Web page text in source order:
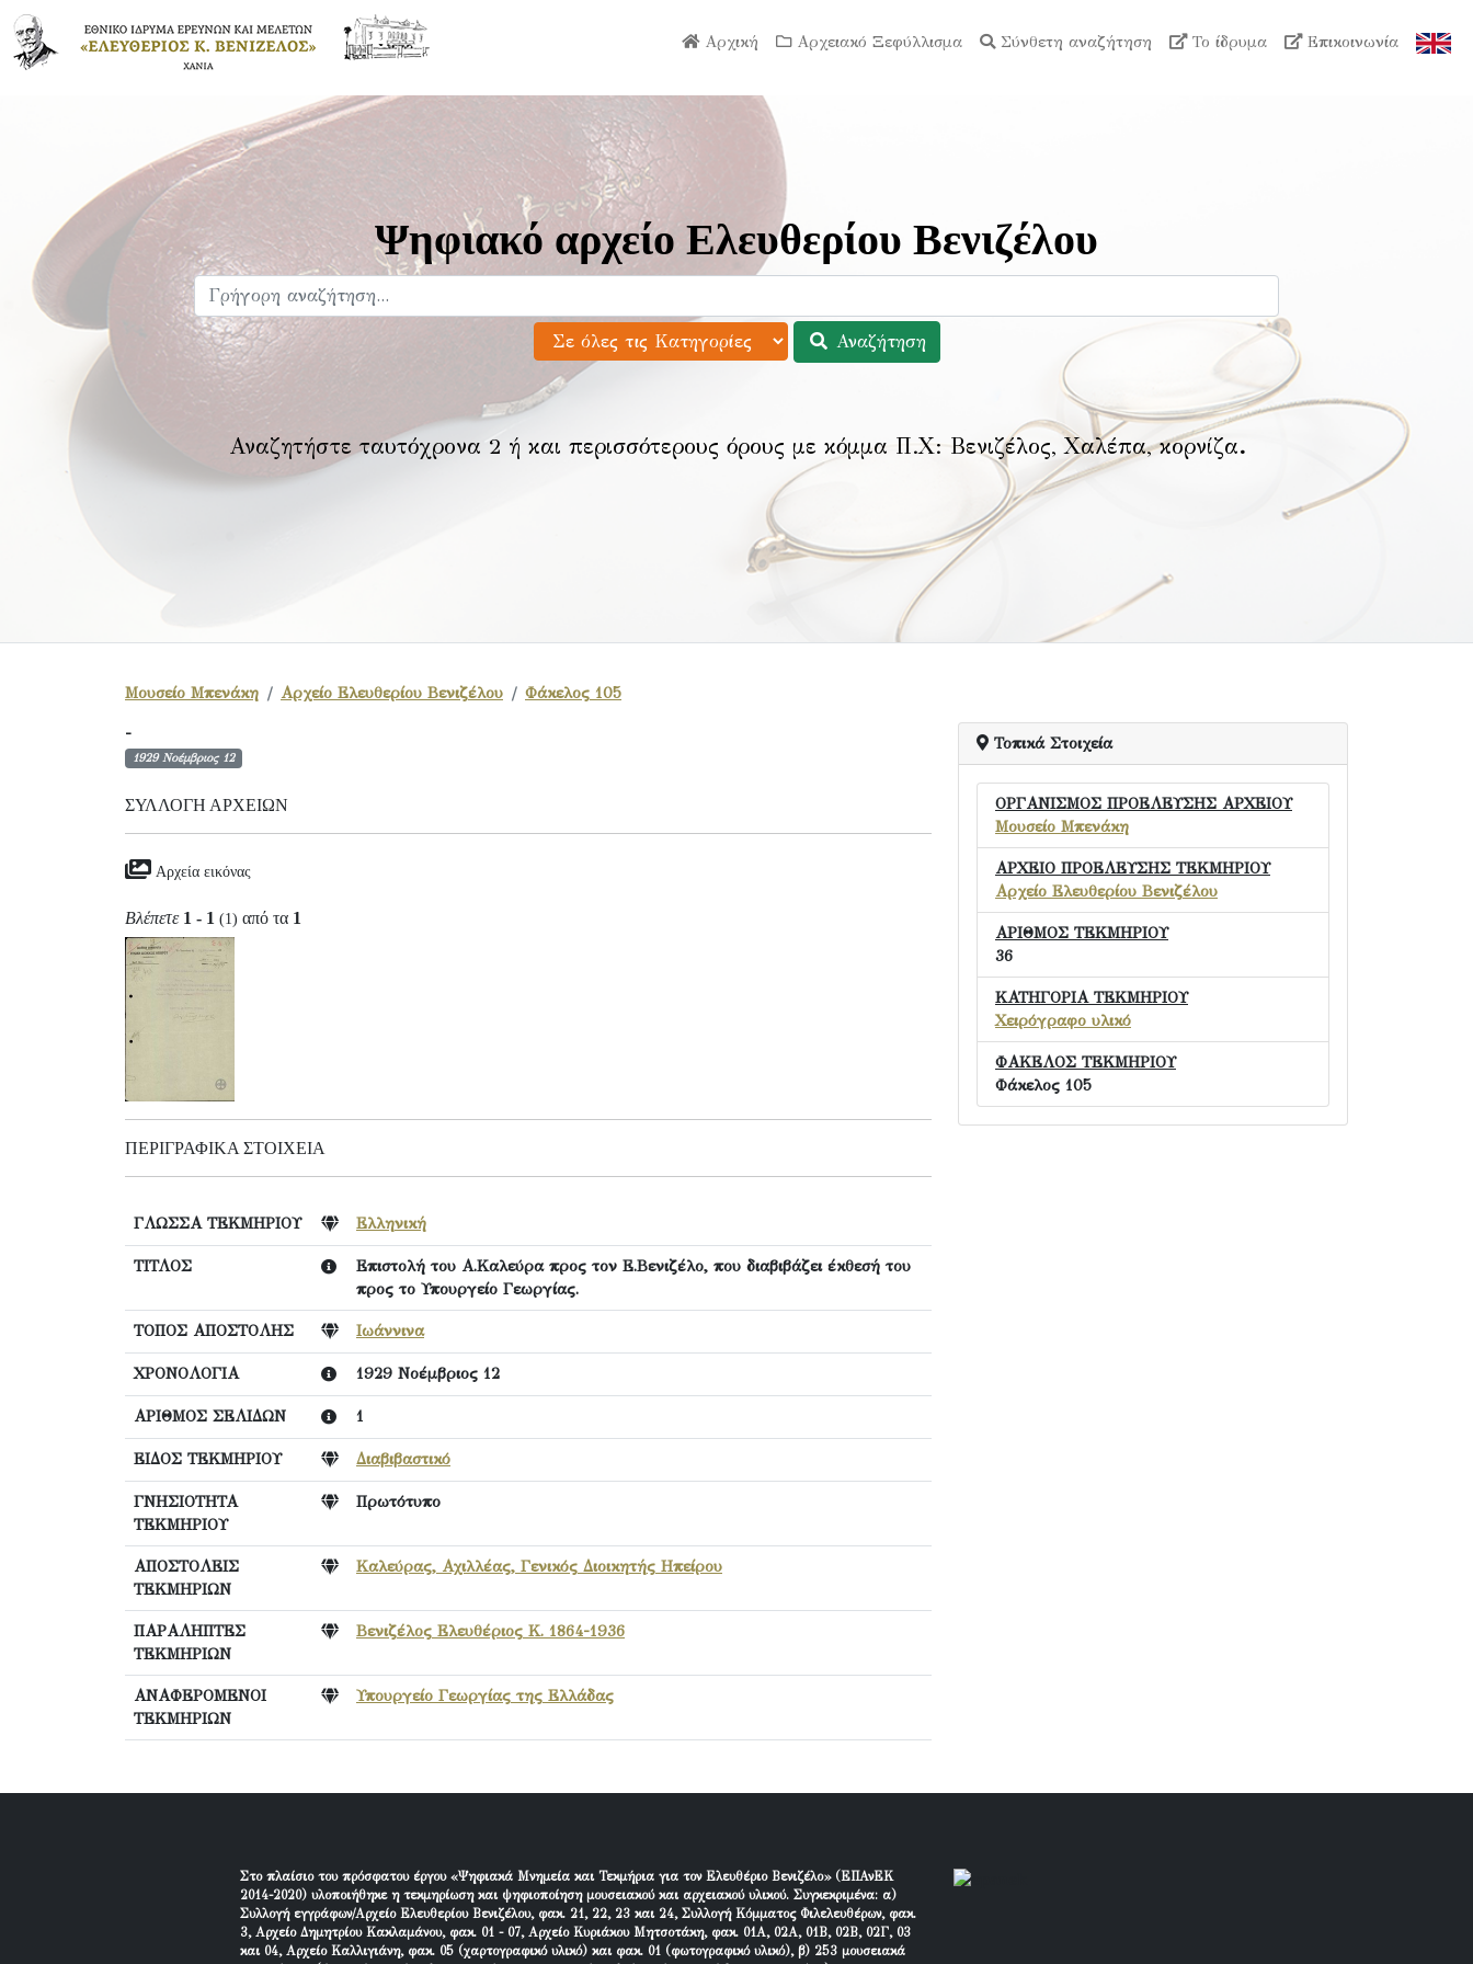
Αρχική Αρχειακό Ξεφύλλισμα Σύνθετη αναζήτηση Το ίδρυμα Επικοινωνία
Ψηφιακό αρχείο Ελευθερίου Βενιζέλου
Αναζήτηση
Αναζητήστε ταυτόχρονα 2 ή και περισσότερους όρους με κόμμα Π.Χ: Βενιζέλος, Χαλέπα, κορνίζα.
Μουσείο Μπενάκη Αρχείο Ελευθερίου Βενιζέλου Φάκελος 105
-
1929 Νοέμβριος 12
ΣΥΛΛΟΓΉ ΑΡΧΕΊΩΝ
Αρχεία εικόνας
Βλέπετε 1 - 1 (1) από τα 1
ΠΕΡΙΓΡΑΦΙΚΆ ΣΤΟΙΧΕΊΑ
ΓΛΩΣΣΑ ΤΕΚΜΗΡΙΟΥ Ελληνική
ΤΙΤΛΟΣ
Επιστολή του Α.Καλεύρα προς τον Ε.Βενιζέλο, που διαβιβάζει έκθεσή του
προς το Υπουργείο Γεωργίας.
ΤΟΠΟΣ ΑΠΟΣΤΟΛΗΣ Ιωάννινα
ΧΡΟΝΟΛΟΓΙΑ 1929 Νοέμβριος 12
ΑΡΙΘΜΟΣ ΣΕΛΙΔΩΝ 1
ΕΙΔΟΣ ΤΕΚΜΗΡΙΟΥ Διαβιβαστικό
ΓΝΗΣΙΟΤΗΤΑ
ΤΕΚΜΗΡΙΟΥ
Πρωτότυπο
ΑΠΟΣΤΟΛΕΙΣ
ΤΕΚΜΗΡΙΩΝ
Καλεύρας, Αχιλλέας, Γενικός Διοικητής Ηπείρου
ΠΑΡΑΛΗΠΤΕΣ
ΤΕΚΜΗΡΙΩΝ
Βενιζέλος Ελευθέριος Κ. 1864-1936
ΑΝΑΦΕΡΟΜΕΝΟΙ
ΤΕΚΜΗΡΙΩΝ
Υπουργείο Γεωργίας της Ελλάδας
Τοπικά Στοιχεία
ΟΡΓΑΝΙΣΜΟΣ ΠΡΟΕΛΕΥΣΗΣ ΑΡΧΕΙΟΥ
Μουσείο Μπενάκη
ΑΡΧΕΙΟ ΠΡΟΕΛΕΥΣΗΣ ΤΕΚΜΗΡΙΟΥ
Αρχείο Ελευθερίου Βενιζέλου
ΑΡΙΘΜΟΣ ΤΕΚΜΗΡΙΟΥ
36
ΚΑΤΗΓΟΡΙΑ ΤΕΚΜΗΡΙΟΥ
Χειρόγραφο υλικό
ΦΑΚΕΛΟΣ ΤΕΚΜΗΡΙΟΥ
Φάκελος 105
Στο πλαίσιο του πρόσφατου έργου «Ψηφιακά Μνημεία και Τεκμήρια για τον Ελευθέριο Βενιζέλο» (ΕΠΑνΕΚ
2014-2020) υλοποιήθηκε η τεκμηρίωση και ψηφιοποίηση μουσειακού και αρχειακού υλικού. Συγκεκριμένα: α)
Συλλογή εγγράφων/Αρχείο Ελευθερίου Βενιζέλου, φακ. 21, 22, 23 και 24, Συλλογή Κόμματος Φιλελευθέρων, φακ.
3, Αρχείο Δημητρίου Κακλαμάνου, φακ. 01 - 07, Αρχείο Κυριάκου Μητσοτάκη, φακ. 01Α, 02Α, 01Β, 02Β, 02Γ, 03
και 04, Αρχείο Καλλιγιάνη, φακ. 05 (χαρτογραφικό υλικό) και φακ. 01 (φωτογραφικό υλικό), β) 253 μουσειακά